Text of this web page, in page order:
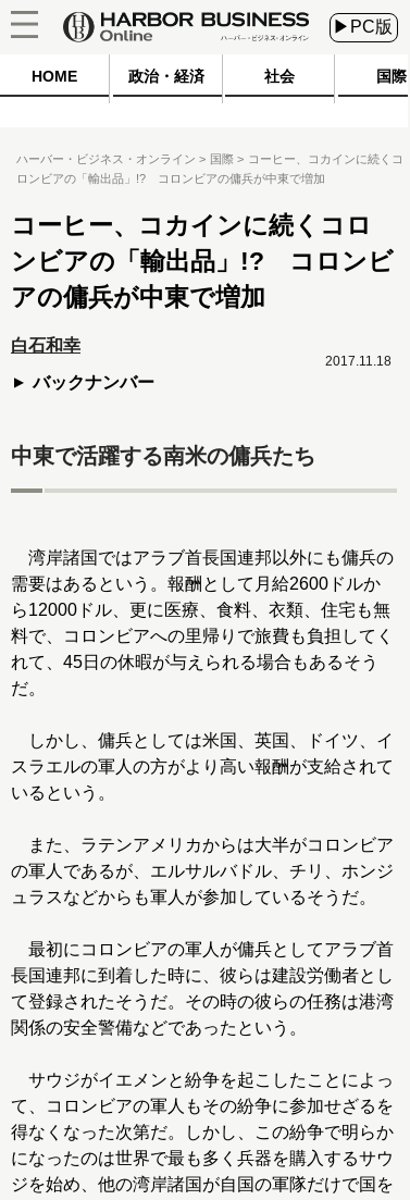
▶PC版
HOME 政治・経済 社会 国際
ハーバー・ビジネス・オンライン 国際
コーヒー、コカインに続くコ
ロンビアの「輸出品」!? コロンビアの傭兵が中東で増加
コーヒー、コカインに続くコロ
ンビアの「輸出品」!? コロンビ
アの傭兵が中東で増加
白石和幸
バックナンバー
2017.11.18
中東で活躍する南米の傭兵たち
湾岸諸国ではアラブ首長国連邦以外にも傭兵の
需要はあるという。報酬として月給2600ドルか
ら12000ドル、更に医療、食料、衣類、住宅も無
料で、コロンビアへの里帰りで旅費も負担してく
れて、45日の休暇が与えられる場合もあるそう
だ。
しかし、傭兵としては米国、英国、ドイツ、イ
スラエルの軍人の方がより高い報酬が支給されて
いるという。
また、ラテンアメリカからは大半がコロンビア
の軍人であるが、エルサルバドル、チリ、ホンジ
ュラスなどからも軍人が参加しているそうだ。
最初にコロンビアの軍人が傭兵としてアラブ首
長国連邦に到着した時に、彼らは建設労働者とし
て登録されたそうだ。その時の彼らの任務は港湾
関係の安全警備などであったという。
サウジがイエメンと紛争を起こしたことによっ
て、コロンビアの軍人もその紛争に参加せざるを
得なくなった次第だ。しかし、この紛争で明らか
になったのは世界で最も多く兵器を購入するサウ
ジを始め、他の湾岸諸国が自国の軍隊だけで国を